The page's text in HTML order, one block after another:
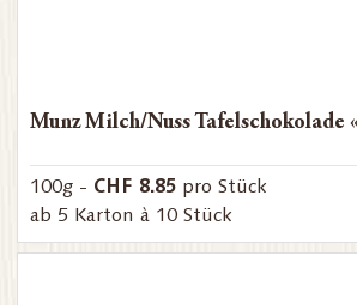
Munz Milch/Nuss Tafelschokolade
100g - CHF 8.85 pro Stück
ab 5 Karton à 10 Stück